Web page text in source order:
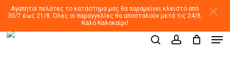
Αγαπητοί πελάτες το κατάστημα μας θα παραμείνει κλειστό από
30/7 έως 21/8. Όλες οι παραγγελίες θα αποσταλούν μετά τις 24/8.
Καλό Καλοκαίρι!
Skip
mainProducts
searchaccount